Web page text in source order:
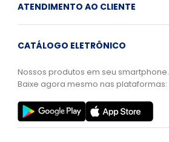
ATENDIMENTO AO CLIENTE
CATÁLOGO ELETRÔNICO
Nossos produtos em seu smartphone.
Baixe agora mesmo nas plataformas: